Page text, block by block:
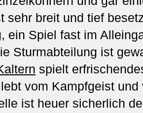
sehr breit und tief
ein Spiel fast im
Sturmabteilung ist
spielt
vom Kampfgeist
ist heuer sicherlich